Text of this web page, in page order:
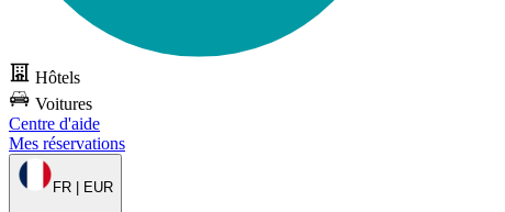
Hôtels
Voitures
Centre d'aide
Mes réservations
FR | EUR